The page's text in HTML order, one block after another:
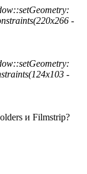
-
-
и Filmstrip?